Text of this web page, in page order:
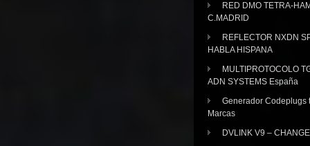
RED DMO TETRA-
C.MADRID
REFLECTOR NXDN
HABLA HISPANA
MULTIPROTOCOLO
ADN SYSTEMS España
Generador Codeplugs
Marcas
DVLINK V9 –